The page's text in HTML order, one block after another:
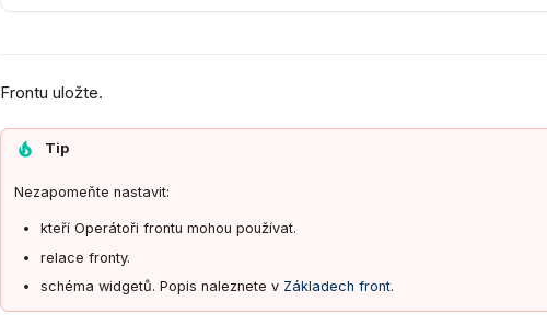
Frontu uložte.
Tip
Nezapomeňte nastavit:
kteří Operátoři frontu mohou používat.
relace fronty.
schéma widgetů. Popis naleznete v Základech front.